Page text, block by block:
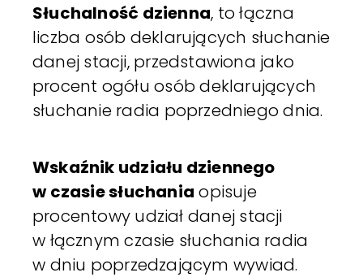
Słuchalność dzienna, to łączna
liczba osób deklarujących słuchanie
danej stacji, przedstawiona jako
procent ogółu osób deklarujących
słuchanie radia poprzedniego dnia.
Wskaźnik udziału dziennego
w czasie słuchania opisuje
procentowy udział danej stacji
w łącznym czasie słuchania radia
w dniu poprzedzającym wywiad.